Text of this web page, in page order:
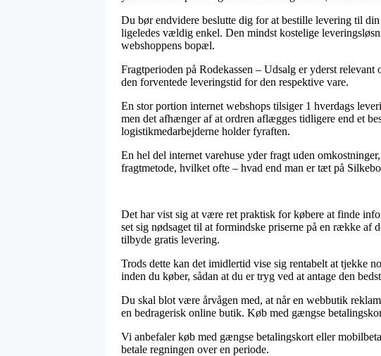
Du bør endvidere beslutte dig for at bestille levering til
ligeledes vældig enkel. Den mindst kostelige
webshoppens bopæl.
Fragtperioden på Rodekassen – Udsalg er yderst
den forventede leveringstid for den respektive vare.
En stor portion internet webshops tilsiger 1 hverdags
men det afhænger af at ordren aflægges tidligere end et
logistikmedarbejderne holder fyraften.
En hel del internet varehuse yder fragt uden
fragtmetode, hvilket ofte – hvad end man er tæt på
Det har vist sig at være ret praktisk for købere at finde
set sig nødsaget til at formindske priserne på en række af
tilbyde gratis levering.
Trods dette kan det imidlertid vise sig rentabelt at tjekke
inden du køber, sådan at du er tryg ved at antage den
Du skal blot være årvågen med, at når en webbutik
en bedragerisk online butik. Køb med gængse
Vi anbefaler køb med gængse betalingskort eller
betale regningen over en periode.